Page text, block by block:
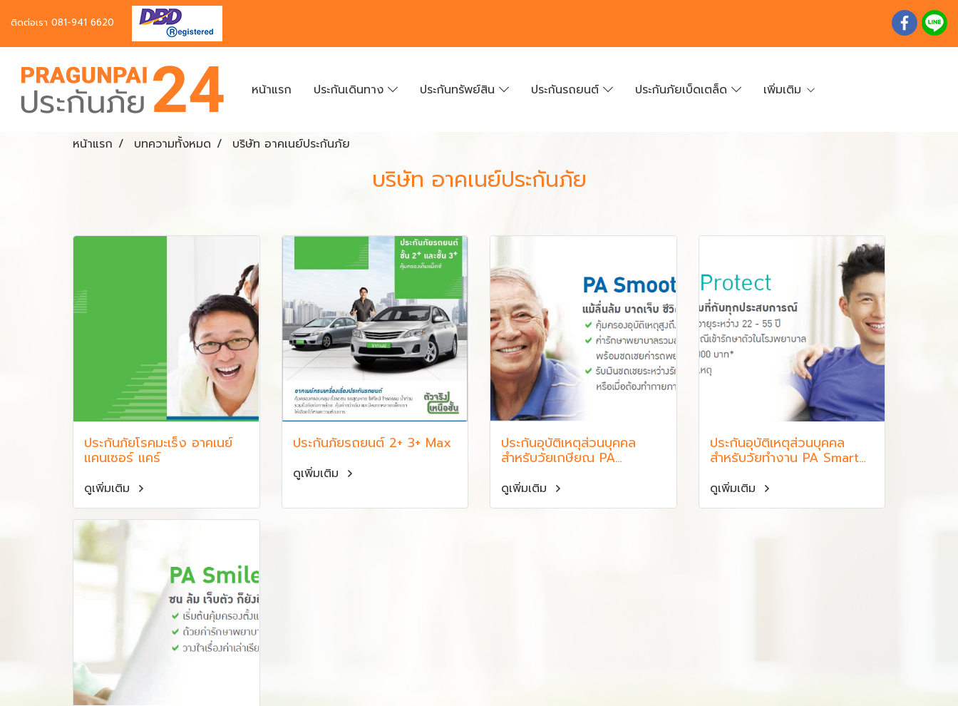
ติดต่อเรา 081-941 6620
หน้าแรก ประกันเดินทาง ประกันทรัพย์สิน ประกันรถยนต์ ประกันภัยเบ็ดเตล็ด เพิ่มเติม
หน้าแรก บทความทั้งหมด บริษัท อาคเนย์ประกันภัย
บริษัท อาคเนย์ประกันภัย
ประกันภัยโรคมะเร็ง อาคเนย์
แคนเซอร์ แคร์
ดูเพิ่มเติม
ประกันภัยรถยนต์ 2+ 3+ Max
ดูเพิ่มเติม
ประกันอุบัติเหตุส่วนบุคคล
สำหรับวัยเกษียณ PA
ดูเพิ่มเติม
ประกันอุบัติเหตุส่วนบุคคล
สำหรับวัยทำงาน PA Smart
ดูเพิ่มเติม